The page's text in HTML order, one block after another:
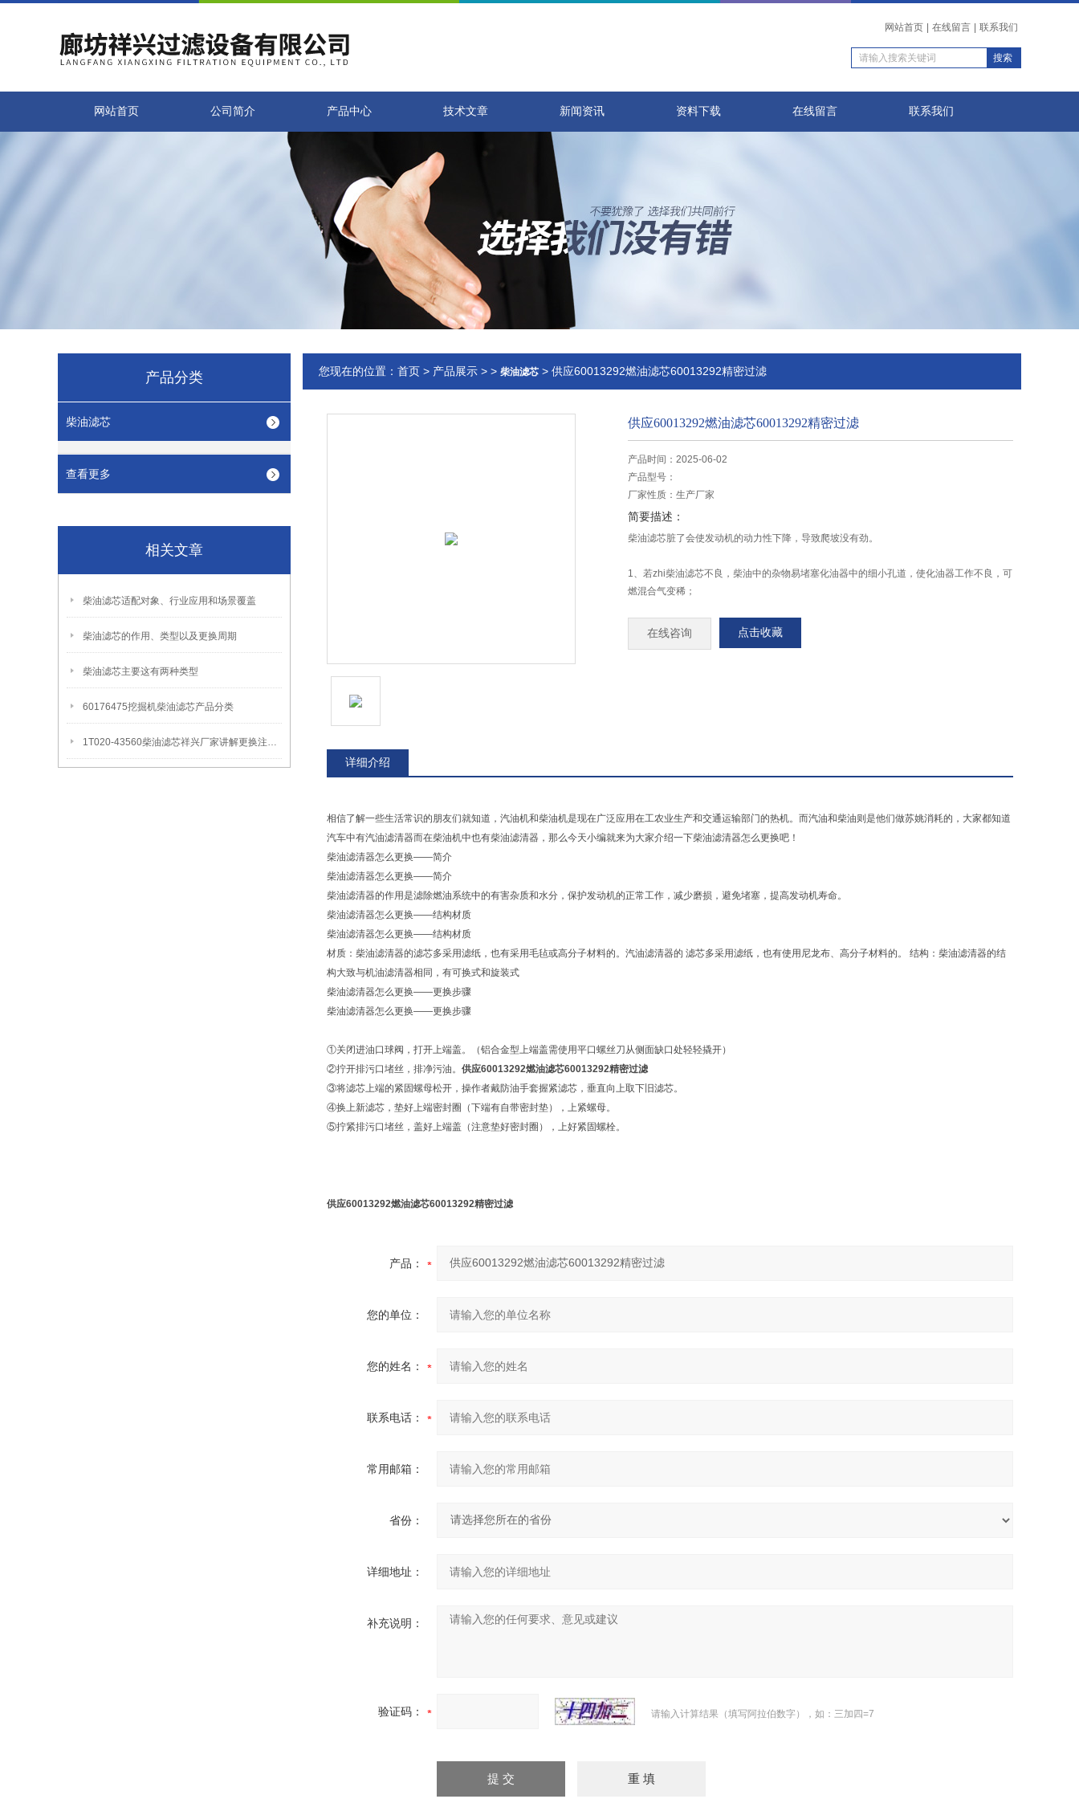
网站首页 在线留言 联系我们
网站首页 公司简介 产品中心 技术文章 新闻资讯 资料下载 在线留言 联系我们
产品分类
柴油滤芯
查看更多
相关文章
柴油滤芯适配对象、行业应用和场景覆盖
柴油滤芯的作用、类型以及更换周期
柴油滤芯主要这有两种类型
60176475挖掘机柴油滤芯产品分类
1T020-43560柴油滤芯祥兴厂家讲解更换注意事项
您现在的位置： 首页 > 产品展示 > > 柴油滤芯 > 供应60013292燃油滤芯60013292精密过滤
供应60013292燃油滤芯60013292精密过滤
产品时间：2025-06-02
产品型号：
厂家性质： 生产厂家
简要描述：
柴油滤芯脏了会使发动机的动力性下降，导致爬坡没有劲。
1、若zhi柴油滤芯不良，柴油中的杂物易堵塞化油器中的细小孔道，使化油器工作不良，可
燃混合气变稀；
2、柴油中的杂物进入喷油泵，易加速精密偶件的磨损，使泵油压力下降。
在线咨询 点击收藏
详细介绍
相信了解一些生活常识的朋友们就知道，汽油机和柴油机是现在广泛应用在工农业生产和交通运输部门的热机。而汽油和柴油则是他们做苏姚消耗的，大家都知道
汽车中有汽油滤清器而在柴油机中也有柴油滤清器，那么今天小编就来为大家介绍一下柴油滤清器怎么更换吧！
柴油滤清器怎么更换——简介
柴油滤清器怎么更换——简介
柴油滤清器的作用是滤除燃油系统中的有害杂质和水分，保护发动机的正常工作，减少磨损，避免堵塞，提高发动机寿命。
柴油滤清器怎么更换——结构材质
柴油滤清器怎么更换——结构材质
材质：柴油滤清器的滤芯多采用滤纸，也有采用毛毡或高分子材料的。汽油滤清器的 滤芯多采用滤纸，也有使用尼龙布、高分子材料的。 结构：柴油滤清器的结
构大致与机油滤清器相同，有可换式和旋装式
柴油滤清器怎么更换——更换步骤
柴油滤清器怎么更换——更换步骤
①关闭进油口球阀，打开上端盖。（铝合金型上端盖需使用平口螺丝刀从侧面缺口处轻轻撬开）
②拧开排污口堵丝，排净污油。 供应60013292燃油滤芯60013292精密过滤
③将滤芯上端的紧固螺母松开，操作者戴防油手套握紧滤芯，垂直向上取下旧滤芯。
④换上新滤芯，垫好上端密封圈（下端有自带密封垫），上紧螺母。
⑤拧紧排污口堵丝，盖好上端盖（注意垫好密封圈），上好紧固螺栓。
供应60013292燃油滤芯60013292精密过滤
产品：
您的单位：
您的姓名：
联系电话：
常用邮箱：
省份：
详细地址：
补充说明：
验证码： 请输入计算结果（填写阿拉伯数字），如：三加四=7